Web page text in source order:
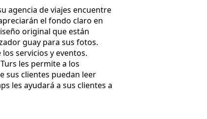
agencia de viajes encuentre
el fondo claro en
original que están
guay para sus fotos.
servicios y eventos.
les permite a los
sus clientes puedan leer
les ayudará a sus clientes a